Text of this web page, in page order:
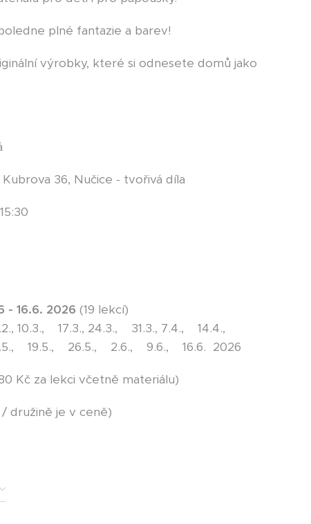
plné fantazie a barev!
výrobky, které si odnesete domů jako
36, Nučice - tvořivá díla
- 16.6. 2026 (19 lekcí)
10.3., 17.3., 24.3., 31.3., 7.4., 14.4.,
19.5., 26.5., 2.6., 9.6., 16.6. 2026
Kč za lekci včetně materiálu)
družině je v ceně)